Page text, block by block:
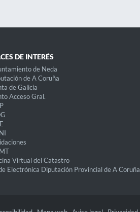
DE INTERÉS
de Neda
de A Coruña
de Galicia
Acceso Gral.
Virtual del Catastro
Electrónica Diputación Provincial de A Coruña